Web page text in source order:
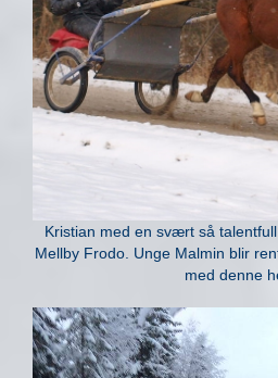
Kristian med en svært så
Mellby Frodo. Unge Malmin blir
med denne